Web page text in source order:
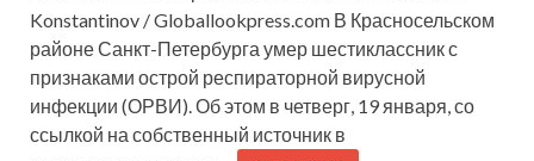
Konstantinov / Globallookpress.com В Красносельском
районе Санкт-Петербурга умер шестиклассник с
признаками острой респираторной вирусной
инфекции (ОРВИ). Об этом в четверг, 19 января, со
ссылкой на собственный источник в